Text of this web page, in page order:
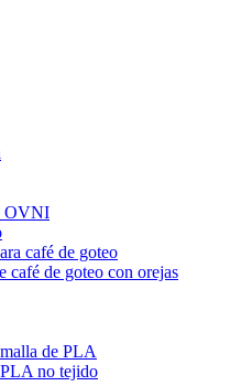
OVNI
café de goteo
café de goteo con orejas
de PLA
no tejido